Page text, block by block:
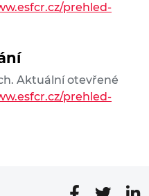
prehled-
Aktuální otevřené
prehled-